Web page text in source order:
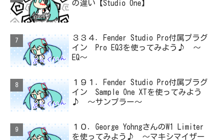
の違い【Studio One】
３３４．Fender Studio Pro付属プラグ
イン Pro EQ3を使ってみよう♪ ～
EQ～
１９１．Fender Studio Pro付属プラグ
イン Sample One XTを使ってみよう
♪ ～サンプラー～
１０．George YohngさんのW1 Limiter
を使ってみよう♪ ～マキシマイザー